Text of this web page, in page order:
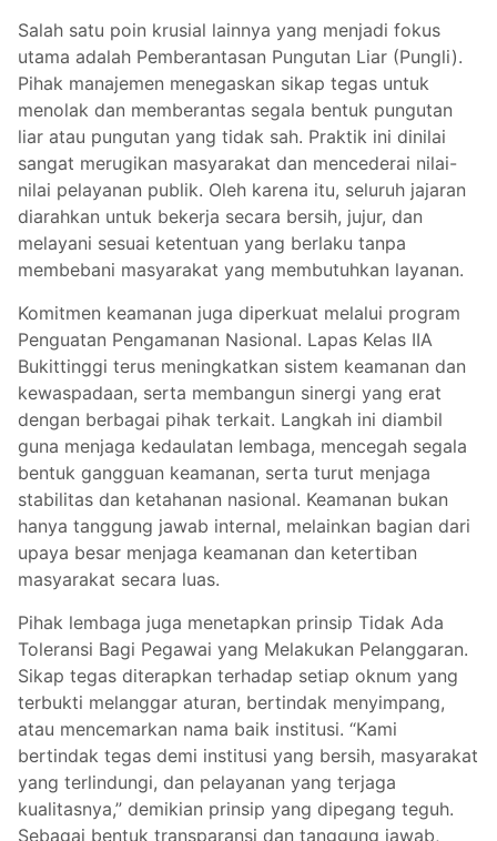
Salah satu poin krusial lainnya yang menjadi fokus
utama adalah Pemberantasan Pungutan Liar (Pungli).
Pihak manajemen menegaskan sikap tegas untuk
menolak dan memberantas segala bentuk pungutan
liar atau pungutan yang tidak sah. Praktik ini dinilai
sangat merugikan masyarakat dan mencederai nilai-
nilai pelayanan publik. Oleh karena itu, seluruh jajaran
diarahkan untuk bekerja secara bersih, jujur, dan
melayani sesuai ketentuan yang berlaku tanpa
membebani masyarakat yang membutuhkan layanan.
Komitmen keamanan juga diperkuat melalui program
Penguatan Pengamanan Nasional. Lapas Kelas IIA
Bukittinggi terus meningkatkan sistem keamanan dan
kewaspadaan, serta membangun sinergi yang erat
dengan berbagai pihak terkait. Langkah ini diambil
guna menjaga kedaulatan lembaga, mencegah segala
bentuk gangguan keamanan, serta turut menjaga
stabilitas dan ketahanan nasional. Keamanan bukan
hanya tanggung jawab internal, melainkan bagian dari
upaya besar menjaga keamanan dan ketertiban
masyarakat secara luas.
Pihak lembaga juga menetapkan prinsip Tidak Ada
Toleransi Bagi Pegawai yang Melakukan Pelanggaran.
Sikap tegas diterapkan terhadap setiap oknum yang
terbukti melanggar aturan, bertindak menyimpang,
atau mencemarkan nama baik institusi. “Kami
bertindak tegas demi institusi yang bersih, masyarakat
yang terlindungi, dan pelayanan yang terjaga
kualitasnya,” demikian prinsip yang dipegang teguh.
Sebagai bentuk transparansi dan tanggung jawab,